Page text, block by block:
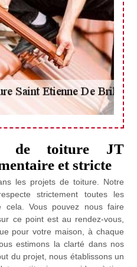
de toiture JT
et stricte
les projets de toiture. Notre
strictement toutes les
cela. Vous pouvez nous faire
ce point est au rendez-vous,
pour votre maison, à chaque
estimons la clarté dans nos
du projet, nous établissons un